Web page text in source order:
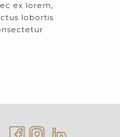
ex lorem,
lobortis